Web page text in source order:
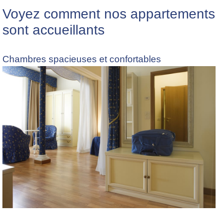
Voyez comment nos appartements
sont accueillants
Chambres spacieuses et confortables